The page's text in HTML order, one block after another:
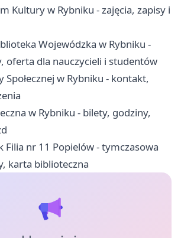
Kultury w Rybniku - zajęcia, zapisy i
Wojewódzka w Rybniku -
oferta dla nauczycieli i studentów
Społecznej w Rybniku - kontakt,
w Rybniku - bilety, godziny,
Filia nr 11 Popielów - tymczasowa
karta biblioteczna